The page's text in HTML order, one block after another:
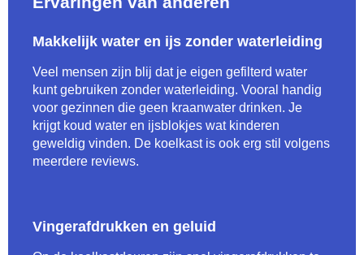
Makkelijk water en ijs zonder waterleiding
Veel mensen zijn blij dat je eigen gefilterd water
kunt gebruiken zonder waterleiding. Vooral handig
voor gezinnen die geen kraanwater drinken. Je
krijgt koud water en ijsblokjes wat kinderen
geweldig vinden. De koelkast is ook erg stil volgens
meerdere reviews.
Vingerafdrukken en geluid